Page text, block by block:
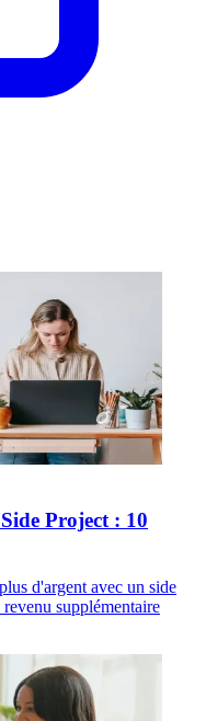
Project : 10
d'argent avec un side
supplémentaire